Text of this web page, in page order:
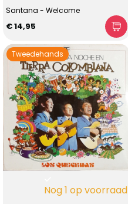
Santana - Welcome
€ 14,95
Tweedehands
Nog 1 op voorraad